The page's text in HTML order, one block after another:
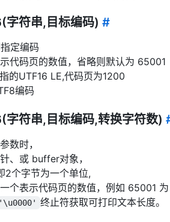
符串,目标编码) #
定编码
代码页的数值，省略则默认为
的UTF16 LE,代码页为1200
编码
符串,目标编码,转换字符数)
数时，
、或 buffer对象，
2个字节为一个单位,
个表示代码页的数值，例如 65001
'\u0000' 终止符获取可打印文本长度。